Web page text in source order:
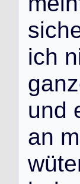
sich
ich n
ganz
und
an m
wüte